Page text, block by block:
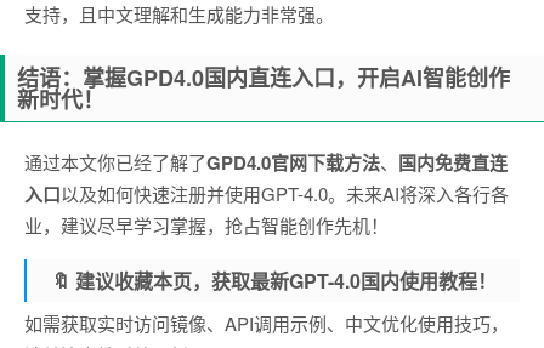
支持，且中文理解和生成能力非常强。
结语：掌握GPD4.0国内直连入口，开启AI智能创作
新时代！
通过本文你已经了解了GPD4.0官网下载方法、 国内免费直连
入口以及如何快速注册并使用GPT-4.0。未来AI将深入各行各
业，建议尽早学习掌握，抢占智能创作先机！
🔖 建议收藏本页，获取最新GPT-4.0国内使用教程！
如需获取实时访问镜像、API调用示例、中文优化使用技巧，